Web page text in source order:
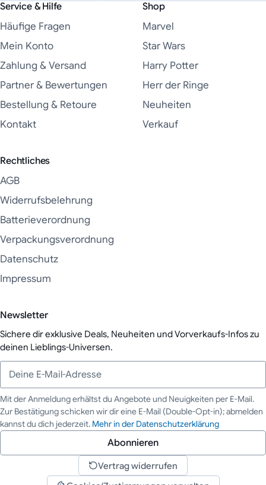
Service & Hilfe
Häufige Fragen
Mein Konto
Zahlung & Versand
Partner & Bewertungen
Bestellung & Retoure
Kontakt
Shop
Marvel
Star Wars
Harry Potter
Herr der Ringe
Neuheiten
Verkauf
Rechtliches
AGB
Widerrufsbelehrung
Batterieverordnung
Verpackungsverordnung
Datenschutz
Impressum
Newsletter
Sichere dir exklusive Deals, Neuheiten und Vorverkaufs-Infos zu
deinen Lieblings-Universen.
Deine E-Mail-Adresse
Mit der Anmeldung erhältst du Angebote und Neuigkeiten per E-Mail.
Zur Bestätigung schicken wir dir eine E-Mail (Double-Opt-in); abmelden
kannst du dich jederzeit. Mehr in der Datenschutzerklärung
Abonnieren
Vertrag widerrufen